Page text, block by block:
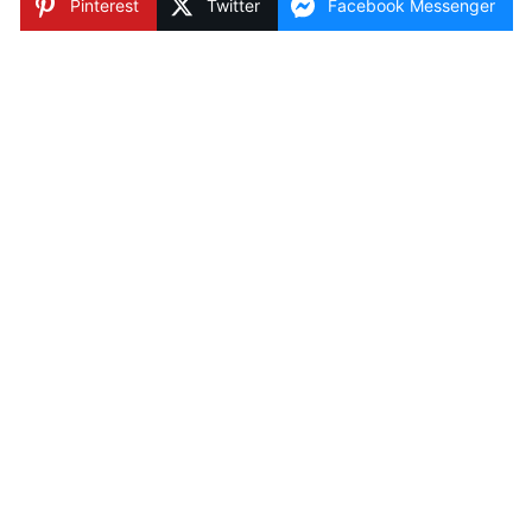
Pinterest Twitter Facebook Messenger